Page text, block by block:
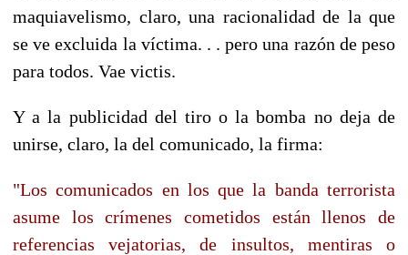
maquiavelismo, claro, una racionalidad de la que
se ve excluida la víctima. . . pero una razón de peso
para todos. Vae victis.
Y a la publicidad del tiro o la bomba no deja de
unirse, claro, la del comunicado, la firma:
"Los comunicados en los que la banda terrorista
asume los crímenes cometidos están llenos de
referencias vejatorias, de insultos, mentiras o